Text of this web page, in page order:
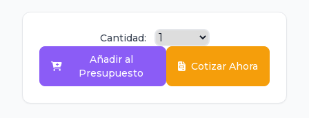
Cantidad:
Añadir al
Presupuesto
Cotizar Ahora